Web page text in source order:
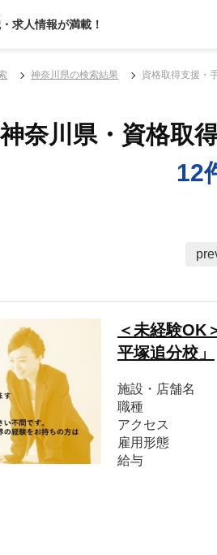
求人情報が満載！
神奈川県の検索結果 資格取得支援・
神奈川県・資格取
12
＜未経験OK
平塚追分校」
施設・店舗名
職種
アクセス
雇用形態
給与